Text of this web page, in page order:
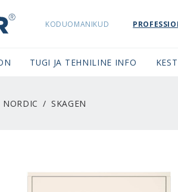
NAVIGATION
KODUOMANIKUD
TUGI JA TEHNILINE INFO
NORDIC SKAGEN